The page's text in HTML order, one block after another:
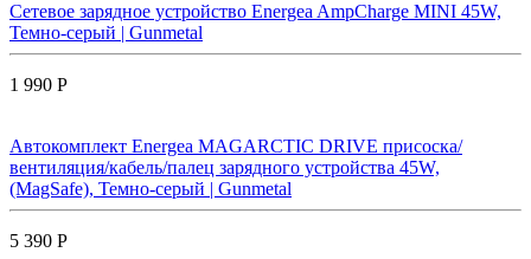
Сетевое зарядное устройство Energea AmpCharge MINI 45W,
Темно-серый | Gunmetal
1 990 Р
Автокомплект Energea MAGARCTIC DRIVE присоска/
вентиляция/кабель/палец зарядного устройства 45W,
(MagSafe), Темно-серый | Gunmetal
5 390 Р